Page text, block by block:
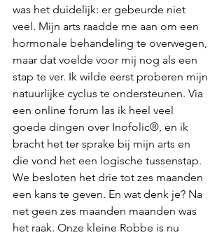
was het duidelijk: er gebeurde niet
veel. Mijn arts raadde me aan om een
hormonale behandeling te overwegen,
maar dat voelde voor mij nog als een
stap te ver. Ik wilde eerst proberen mijn
natuurlijke cyclus te ondersteunen. Via
een online forum las ik heel veel
goede dingen over Inofolic®, en ik
bracht het ter sprake bij mijn arts en
die vond het een logische tussenstap.
We besloten het drie tot zes maanden
een kans te geven. En wat denk je? Na
net geen zes maanden maanden was
het raak. Onze kleine Robbe is nu